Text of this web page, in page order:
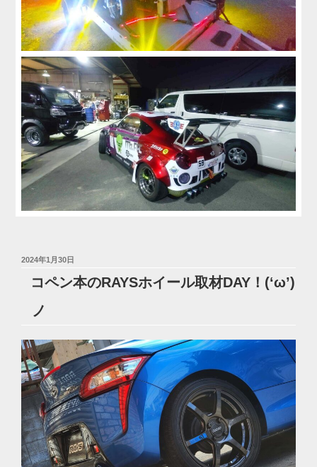
投
2024年1月30日
コペン本のRAYSホイール取材DAY！(‘ω’)
ノ